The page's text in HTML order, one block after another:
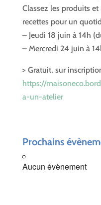
Classez les produits et
recettes pour un
– Jeudi 18 juin à 14h
– Mercredi 24 juin à
> Gratuit, sur
https://
a-un-atelier
Prochains
Aucun évènement